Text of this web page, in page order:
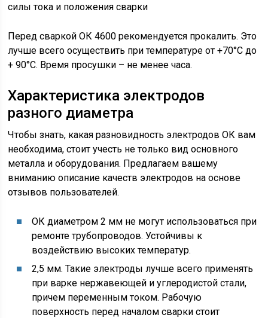
силы тока и положения сварки
Перед сваркой ОК 4600 рекомендуется прокалить. Это
лучше всего осуществить при температуре от +70°С до
+ 90°С. Время просушки – не менее часа.
Характеристика электродов
разного диаметра
Чтобы знать, какая разновидность электродов ОК вам
необходима, стоит учесть не только вид основного
металла и оборудования. Предлагаем вашему
вниманию описание качеств электродов на основе
отзывов пользователей.
ОК диаметром 2 мм не могут использоваться при
ремонте трубопроводов. Устойчивы к
воздействию высоких температур.
2,5 мм. Такие электроды лучше всего применять
при варке нержавеющей и углеродистой стали,
причем переменным током. Рабочую
поверхность перед началом сварки стоит